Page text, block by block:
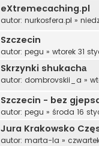
eXtremecaching.pl
autor: nurkosfera.pl »
Szczecin
autor: pegu » wtorek 31
Skrzynki shukachа
autor: dombrovskii_a »
Szczecin - bez
autor: pegu » środa 16
Jura Krakowsko
autor: marta-la »